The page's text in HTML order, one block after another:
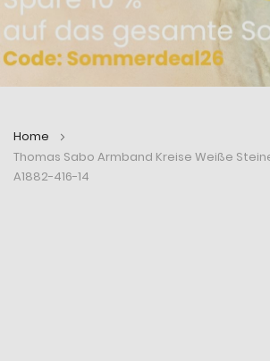
Home
Thomas Sabo Armband Kreise Weiße
A1882-416-14